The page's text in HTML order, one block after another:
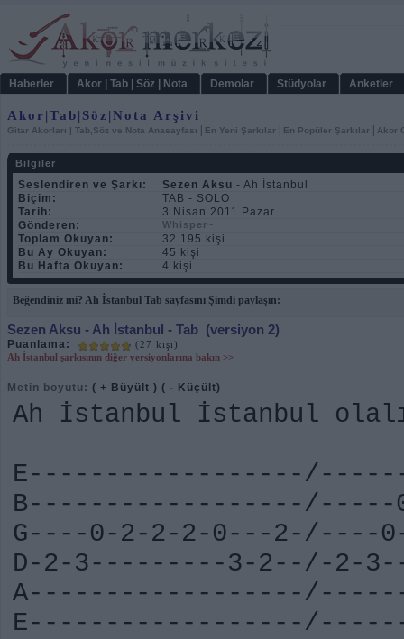
Haberler Akor | Tab | Söz | Nota Demolar Stüdyolar Anketler
Akor|Tab|Söz|Nota Arşivi
Gitar Akorları | Tab,Söz ve Nota Anasayfası En Yeni Şarkılar En Popüler Şarkılar Akor
Bilgiler
Seslendiren ve Şarkı: Sezen Aksu - Ah İstanbul
Biçim:
TAB - SOLO
Tarih:
3 Nisan 2011 Pazar
Gönderen:
Whisper~
Toplam Okuyan:
32.195 kişi
Bu Ay Okuyan:
45 kişi
Bu Hafta Okuyan:
4 kişi
Beğendiniz mi? Ah İstanbul Tab sayfasını Şimdi paylaşın:
Sezen Aksu - Ah İstanbul - Tab (versiyon 2)
Puanlama:
(27 kişi)
Ah İstanbul şarkısının diğer versiyonlarına bakın >>
Metin boyutu: ( + Büyült ) ( - Küçült)
Ah İstanbul İstanbul
B------------------/-----
G----0-2-2-2-0---2-/----
D-2-3---------3-2--/-2-